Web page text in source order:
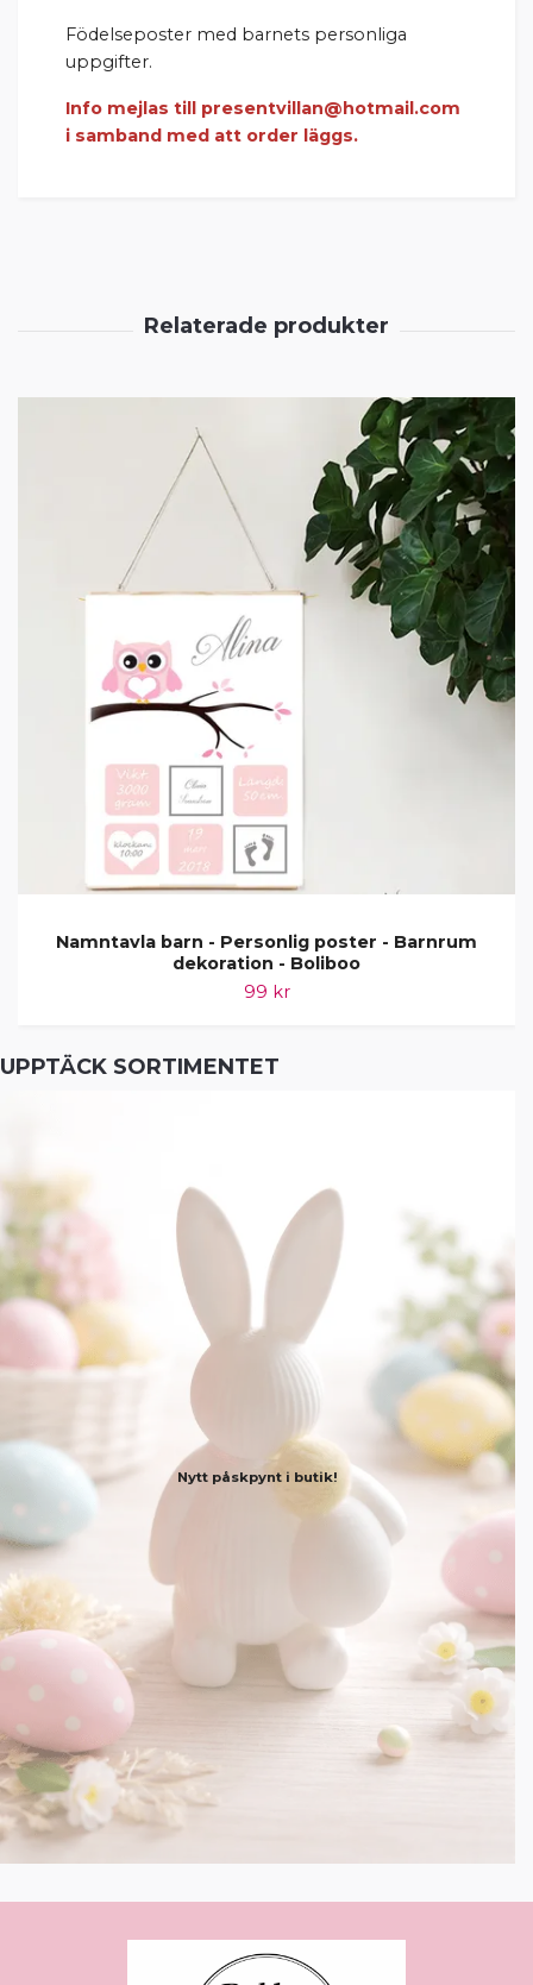
UPPTÄCK SORTIMENTET
Nytt påskpynt i butik!
Födelseposter med barnets personliga
uppgifter.
Info mejlas till presentvillan@hotmail.com
i samband med att order läggs.
Namntavla barn - Personlig poster - Barnrum
dekoration - Boliboo
99 kr